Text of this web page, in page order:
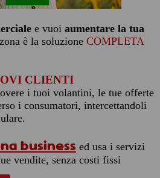
e vuoi aumentare la tua
è la soluzione COMPLETA
CLIENTI
i tuoi volantini, le tue offerte
i consumatori, intercettandoli
business ed usa i servizi
vendite, senza costi fissi